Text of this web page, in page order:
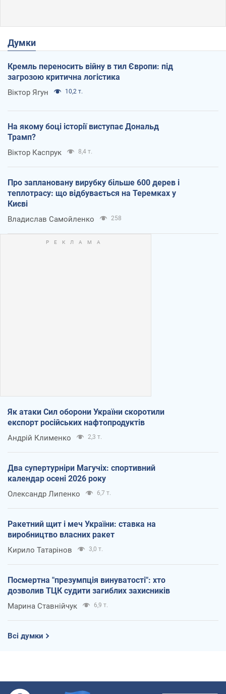
Думки
Кремль переносить війну в тил Європи: під
загрозою критична логістика
Віктор Ягун 10,2 т.
На якому боці історії виступає Дональд
Трамп?
Віктор Каспрук 8,4 т.
Про заплановану вирубку більше 600 дерев і
теплотрасу: що відбувається на Теремках у
Києві
Владислав Самойленко 258
Як атаки Сил оборони України скоротили
експорт російських нафтопродуктів
Андрій Клименко 2,3 т.
Два супертурніри Магучіх: спортивний
календар осені 2026 року
Олександр Липенко 6,7 т.
Ракетний щит і меч України: ставка на
виробництво власних ракет
Кирило Татарінов 3,0 т.
Посмертна "презумпція винуватості": хто
дозволив ТЦК судити загиблих захисників
Марина Ставнійчук 6,9 т.
Всі думки